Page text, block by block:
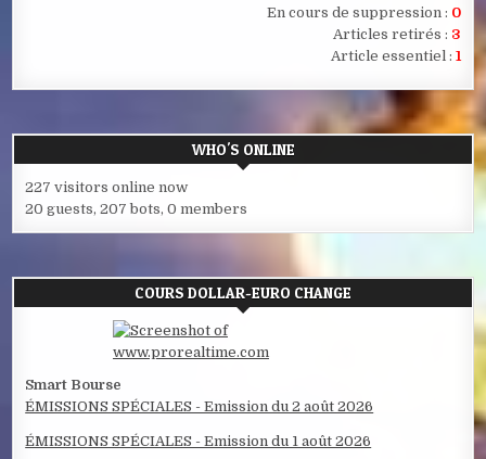
En cours de suppression : 0
Articles retirés : 3
Article essentiel : 1
WHO'S ONLINE
227 visitors online now
20 guests, 207 bots, 0 members
COURS DOLLAR-EURO CHANGE
Smart Bourse
ÉMISSIONS SPÉCIALES - Emission du 2 août 2026
ÉMISSIONS SPÉCIALES - Emission du 1 août 2026